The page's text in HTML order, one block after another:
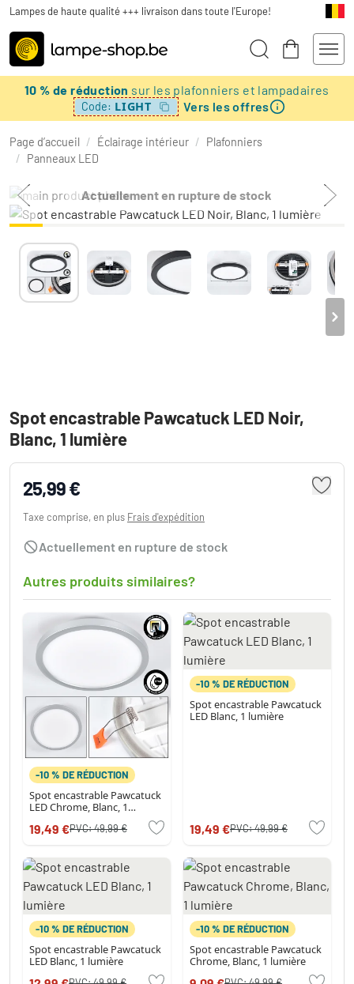
Lampes de haute qualité +++ livraison dans toute l'Europe!
10 % de réduction sur les plafonniers et lampadaires
Code: LIGHT Vers les offres
Page d’accueil / Éclairage intérieur / Plafonniers
/ Panneaux LED
Actuellement en rupture de stock
Spot encastrable Pawcatuck LED Noir,
Blanc, 1 lumière
25,99 €
Taxe comprise, en plus Frais d'expédition
Actuellement en rupture de stock
Autres produits similaires?
-10 % DE RÉDUCTION
Spot encastrable Pawcatuck
LED Chrome, Blanc, 1
19,49 €PVC:49,99 €
-10 % DE RÉDUCTION
Spot encastrable Pawcatuck
LED Blanc, 1 lumière
19,49 €PVC:49,99 €
-10 % DE RÉDUCTION
Spot encastrable Pawcatuck
LED Blanc, 1 lumière
-10 % DE RÉDUCTION
Spot encastrable Pawcatuck
Chrome, Blanc, 1 lumière